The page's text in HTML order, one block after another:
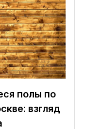
полы по
взгляд